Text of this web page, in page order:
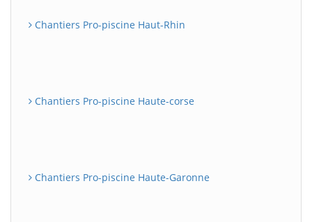
Chantiers Pro-piscine Haut-Rhin
Chantiers Pro-piscine Haute-corse
Chantiers Pro-piscine Haute-Garonne